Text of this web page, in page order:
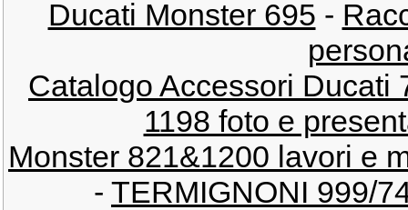
Ducati Monster 695 -
Catalogo Accessori Ducati
1198 foto e
Monster 821&1200 lavori e
- TERMIGNONI 999/